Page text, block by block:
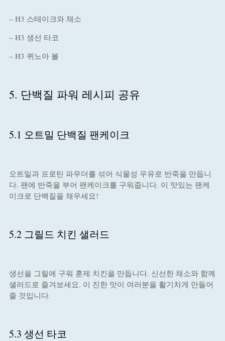
– H3 스테이크와 채소
– H3 생선 타코
– H3 퀴노아 볼
5. 단백질 파워 레시피 공유
5.1 오트밀 단백질 팬케이크
오트밀과 프로틴 파우더를 섞어 식물성 우유로 반죽을 만듭니
다. 팬에 반죽을 부어 팬케이크를 구워줍니다. 이 맛있는 팬케
이크로 단백질을 채우세요!
5.2 그릴드 치킨 샐러드
생선을 그릴에 구워 훈제 치킨을 만듭니다. 신선한 채소와 함께
샐러드로 즐겨보세요. 이 진한 맛이 여러분을 활기차게 만들어
줄 것입니다.
5.3 생선 타코